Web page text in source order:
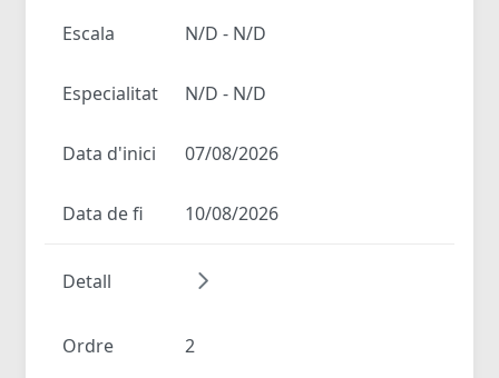
Escala N/D - N/D
Especialitat N/D - N/D
Data d'inici 07/08/2026
Data de fi 10/08/2026
Detall
Ordre 2